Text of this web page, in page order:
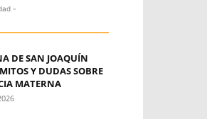
-
DE SAN JOAQUÍN
Y DUDAS SOBRE
MATERNA